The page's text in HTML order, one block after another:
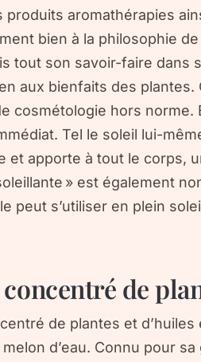
produits aromathérapies
bien à la philosophie de
tout son savoir-faire dans
aux bienfaits des plantes.
cosmétologie hors norme.
Tel le soleil lui-
et apporte à tout le corps,
» est également
peut s’utiliser en plein
de
de plantes et
d’eau. Connu pour sa